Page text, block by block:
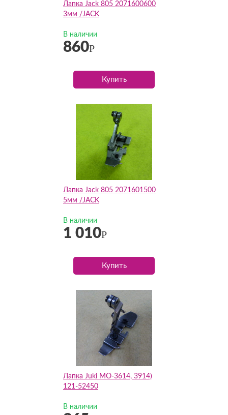
Лапка Jack 805 2071600600
3мм /JACK
В наличии
860Р
Купить
Лапка Jack 805 2071601500
5мм /JACK
В наличии
1 010Р
Купить
Лапка Juki MO-3614, 3914)
121-52450
В наличии